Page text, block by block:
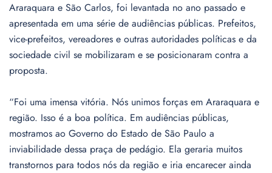
Araraquara e São Carlos, foi levantada no ano passado e
apresentada em uma série de audiências públicas. Prefeitos,
vice-prefeitos, vereadores e outras autoridades políticas e da
sociedade civil se mobilizaram e se posicionaram contra a
proposta.
“Foi uma imensa vitória. Nós unimos forças em Araraquara e
região. Isso é a boa política. Em audiências públicas,
mostramos ao Governo do Estado de São Paulo a
inviabilidade dessa praça de pedágio. Ela geraria muitos
transtornos para todos nós da região e iria encarecer ainda